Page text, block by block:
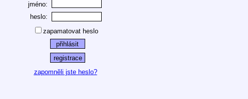
jméno:
heslo:
zapamatovat heslo
zapomněli jste heslo?